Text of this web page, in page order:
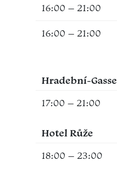
16:00 – 21:00
16:00 – 21:00
Hradební-Gasse
17:00 – 21:00
Hotel Růže
18:00 – 23:00